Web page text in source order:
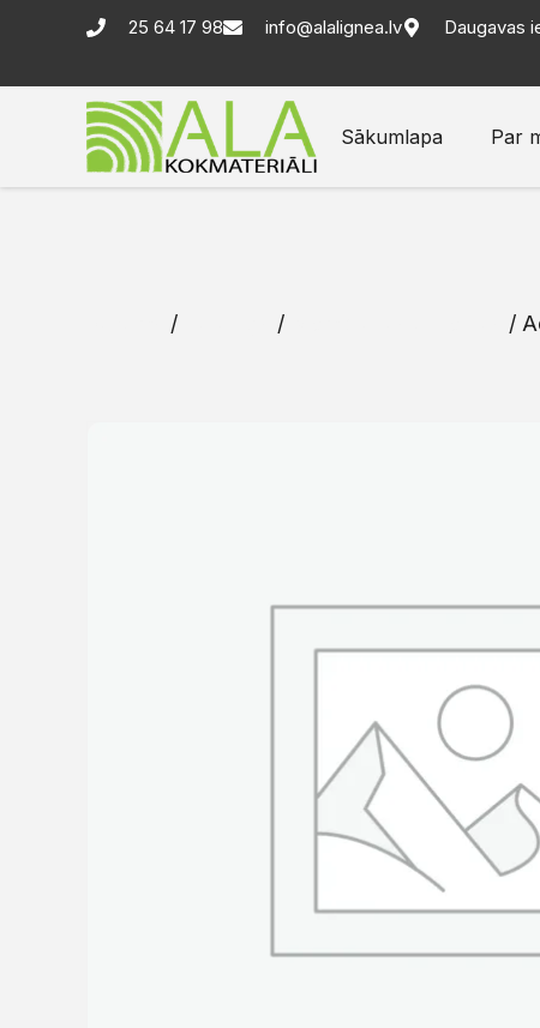
25 64 17 98 info@alalignea.lv Daugavas
Sākumlapa Par
/ / /